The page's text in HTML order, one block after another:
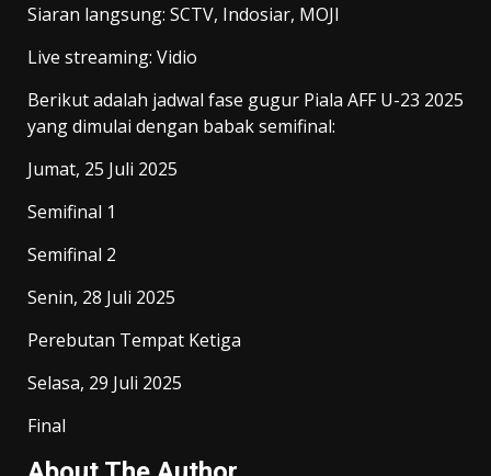
Siaran langsung: SCTV, Indosiar, MOJI
Live streaming: Vidio
Berikut adalah jadwal fase gugur Piala AFF U-23 2025
yang dimulai dengan babak semifinal:
Jumat, 25 Juli 2025
Semifinal 1
Semifinal 2
Senin, 28 Juli 2025
Perebutan Tempat Ketiga
Selasa, 29 Juli 2025
Final